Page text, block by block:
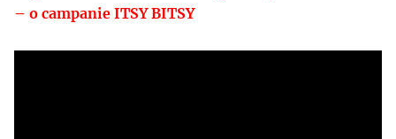
– o campanie ITSY BITSY